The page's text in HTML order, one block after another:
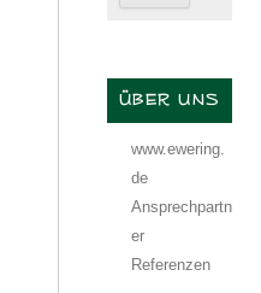
ÜBER UNS
www.ewering.
de
Ansprechpartn
er
Referenzen